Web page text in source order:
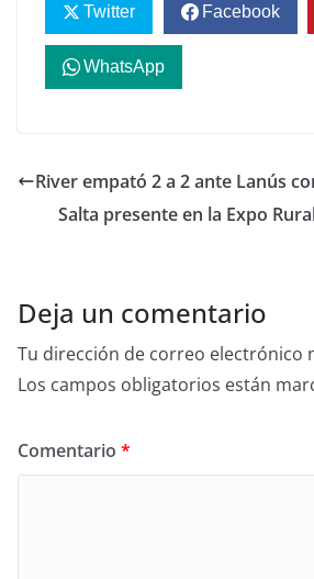
Twitter Facebook
WhatsApp
River empató 2 a 2 ante Lanús
Salta presente en la Expo
Deja un comentario
Tu dirección de correo electrónico
Los campos obligatorios están
Comentario *